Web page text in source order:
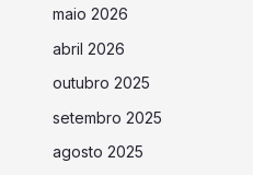
maio 2026
abril 2026
outubro 2025
setembro 2025
agosto 2025